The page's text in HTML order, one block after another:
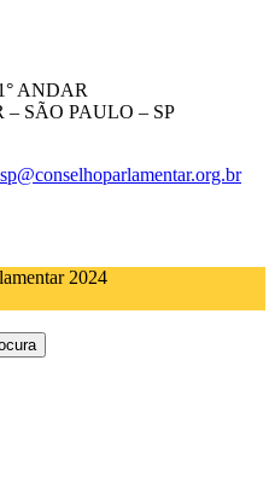
ANDAR
SÃO PAULO – SP
2024